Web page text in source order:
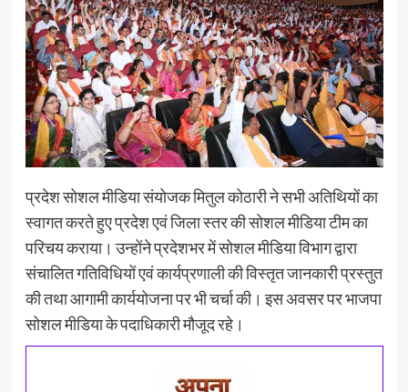
प्रदेश सोशल मीडिया संयोजक मितुल कोठारी ने सभी अतिथियों का
स्वागत करते हुए प्रदेश एवं जिला स्तर की सोशल मीडिया टीम का
परिचय कराया। उन्होंने प्रदेशभर में सोशल मीडिया विभाग द्वारा
संचालित गतिविधियों एवं कार्यप्रणाली की विस्तृत जानकारी प्रस्तुत
की तथा आगामी कार्ययोजना पर भी चर्चा की। इस अवसर पर भाजपा
सोशल मीडिया के पदाधिकारी मौजूद रहे।